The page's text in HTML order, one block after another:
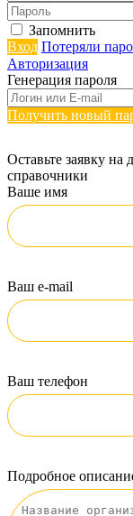
Запомнить
Вход Потеряли
Авторизация
Генерация пароля
Получить новый
Оставьте заявку
справочники
Ваше имя
Ваш e-mail
Ваш телефон
Подробное